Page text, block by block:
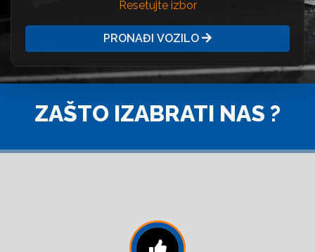
Resetujte izbor
PRONAĐI VOZILO
ZAŠTO IZABRATI NAS ?